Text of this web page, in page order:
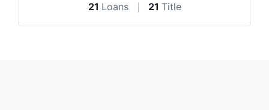
21 Loans 21 Title